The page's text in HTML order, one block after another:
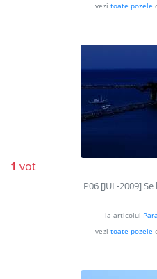
vezi toate pozele
1 vot
P06 [JUL-2009]
la articolul
vezi toate pozele